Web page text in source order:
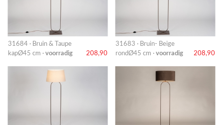
31684 · Bruin & Taupe
kapØ45 cm · voorradig 208,90
31683 · Bruin- Beige
rondØ45 cm · voorradig 208,90